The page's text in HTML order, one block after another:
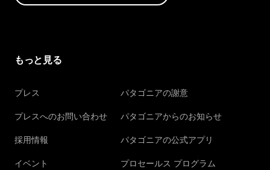
もっと見る
プレス
プレスへのお問い合わせ
採用情報
イベント
パタゴニアの謝意
パタゴニアからのお知らせ
パタゴニアの公式アプリ
プロセールス プログラム